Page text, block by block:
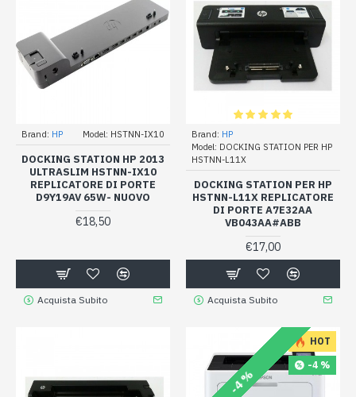
Brand: HP Model: HSTNN-IX10
DOCKING STATION HP 2013
ULTRASLIM HSTNN-IX10
REPLICATORE DI PORTE
D9Y19AV 65W- NUOVO
€18,50
Acquista Subito
Brand: HP
Model: DOCKING STATION PER HP
HSTNN-L11X
DOCKING STATION PER HP
HSTNN-L11X REPLICATORE
DI PORTE A7E32AA
VB043AA#ABB
€17,00
Acquista Subito
HOT
-4 %
-4 %